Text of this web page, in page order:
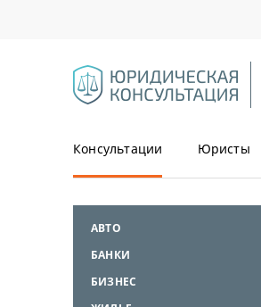
Консультации Юристы
АВТО
БАНКИ
БИЗНЕС